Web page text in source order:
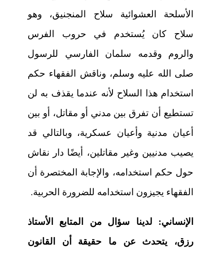
الأسلحة العشوائية سلاح المنجنيق، وهو
سلاح كان يُستخدم في حروب الفرس
والروم وقدمه سلمان الفارسي للرسول
صلى الله عليه وسلم، وناقش الفقهاء حكم
استخدام هذا السلاح لأنه عندما يقذف به لن
تستطيع أن تفرق بين مدني أو مقاتل، أو بين
أعيان مدنية وأعيان عسكرية، وبالتالي قد
يصيب مدنيين وغير مقاتلين، أيضًا دار نقاش
حول حكم استخدامه، والإجابة المختصرة أن
الفقهاء يجيزون استخدامه للضرورة الحربية.
الإنساني: لدينا سؤال من المتابع الأستاذ
رزق، يتحدث عن ما حقيقة أن القانون